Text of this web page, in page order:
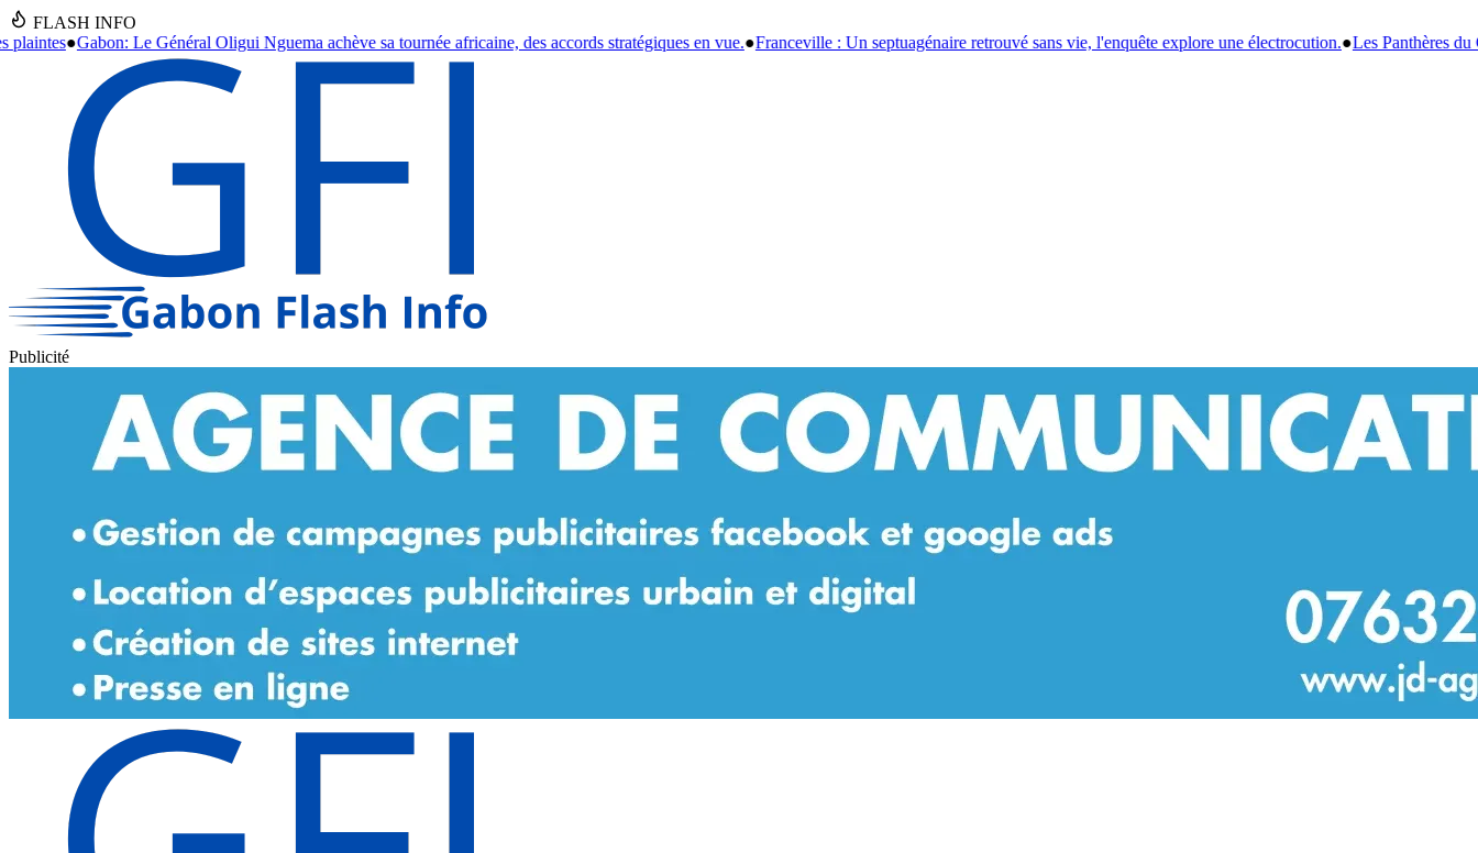
FLASH INFO
Nguema achève sa tournée africaine, des accords stratégiques en vue.●Franceville : Un septuagénaire retrouvé sans vie, l'enquête explore une électrocution.●Les Panthères du Gabon : Giresse prône la
Publicité